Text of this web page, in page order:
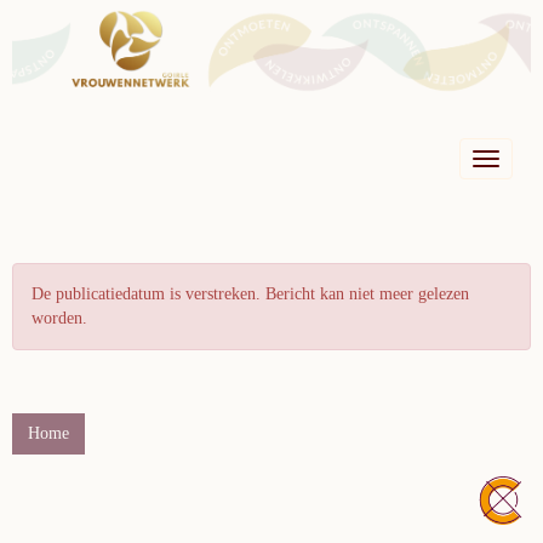
Toggle
De publicatiedatum is verstreken. Bericht kan niet meer gelezen
worden.
Home